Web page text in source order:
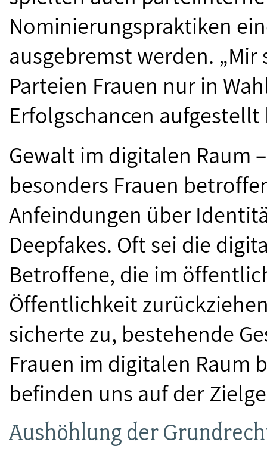
Nominierungspraktiken
ausgebremst werden.
Parteien Frauen nur in
Erfolgschancen aufgestellt
Gewalt im digitalen Raum
besonders Frauen
Anfeindungen über
Deepfakes. Oft sei die
Betroffene, die im
Öffentlichkeit
sicherte zu, bestehende
Frauen im digitalen Raum
befinden uns auf der
Aushöhlung der